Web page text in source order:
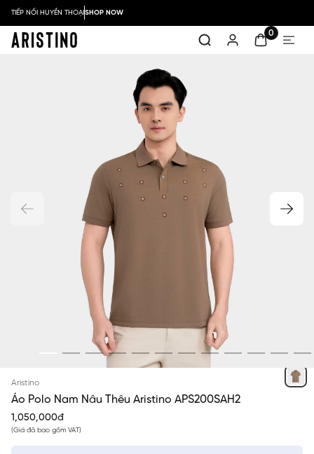
TIẾP NỐI HUYỀN THOẠISHOP NOW
0
Aristino
Áo Polo Nam Nâu Thêu Aristino APS200SAH2
1,050,000đ
(Giá đã bao gồm VAT)